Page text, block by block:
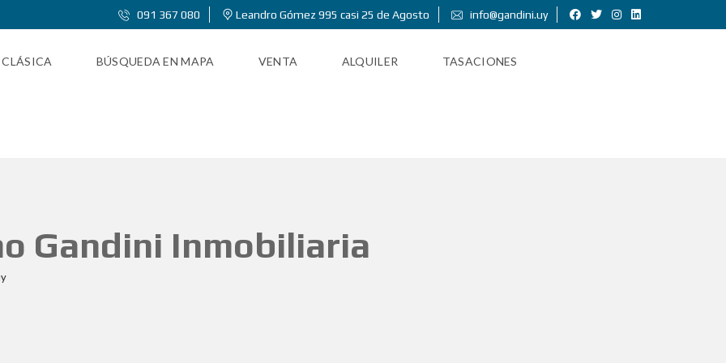
091 367 080 Leandro Gómez 995 casi 25 de Agosto info@gandini.uy
BÚSQUEDA EN MAPA VENTA ALQUILER TASACIONES
Gandini Inmobiliaria